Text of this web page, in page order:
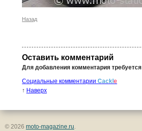
Назад
Оставить комментарий
Для добавления комментария требуется
Социальные комментарии Cackl e
↑ Наверх
© 2026 moto-magazine.ru.